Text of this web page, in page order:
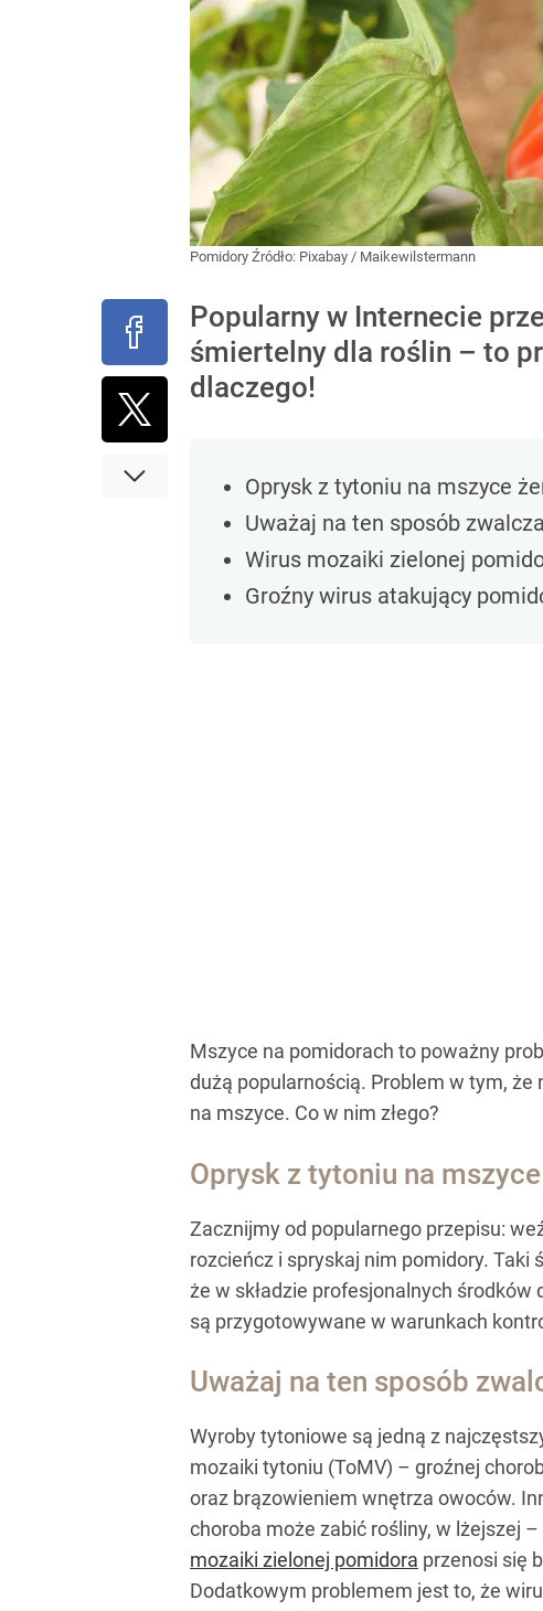
Pomidory Źródło: Pixabay / Maikewilstermann
Popularny w Internecie
śmiertelny dla roślin – to
dlaczego!
Oprysk z tytoniu na mszyce
Uważaj na ten sposób
Wirus mozaiki zielonej
Groźny wirus atakujący
Mszyce na pomidorach to poważny
dużą popularnością. Problem w tym,
na mszyce. Co w nim złego?
Oprysk z tytoniu na
Zacznijmy od popularnego przepisu:
rozcieńcz i spryskaj nim pomidory. Taki
że w składzie profesjonalnych
są przygotowywane w warunkach
Uważaj na ten sposób
Wyroby tytoniowe są jedną z
mozaiki tytoniu (ToMV) – groźnej
oraz brązowieniem wnętrza owoców.
choroba może zabić rośliny, w lżejszej
mozaiki zielonej pomidora przenosi się
Dodatkowym problemem jest to, że